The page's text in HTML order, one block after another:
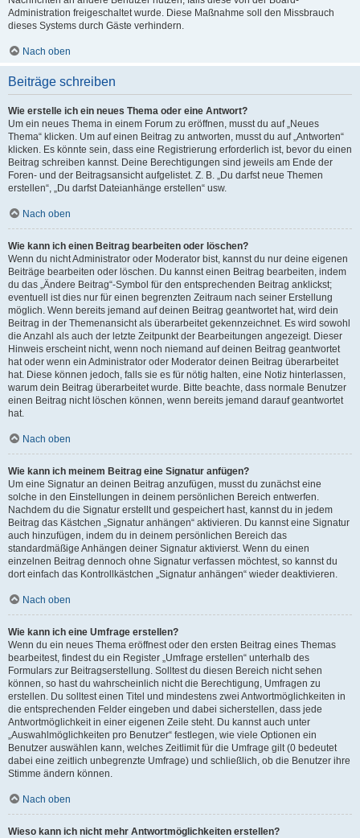
Administration freigeschaltet wurde. Diese Maßnahme soll den Missbrauch
dieses Systems durch Gäste verhindern.
Nach oben
Beiträge schreiben
Wie erstelle ich ein neues Thema oder eine Antwort?
Um ein neues Thema in einem Forum zu eröffnen, musst du auf „Neues
Thema“ klicken. Um auf einen Beitrag zu antworten, musst du auf „Antworten“
klicken. Es könnte sein, dass eine Registrierung erforderlich ist, bevor du einen
Beitrag schreiben kannst. Deine Berechtigungen sind jeweils am Ende der
Foren- und der Beitragsansicht aufgelistet. Z. B. „Du darfst neue Themen
erstellen“, „Du darfst Dateianhänge erstellen“ usw.
Nach oben
Wie kann ich einen Beitrag bearbeiten oder löschen?
Wenn du nicht Administrator oder Moderator bist, kannst du nur deine eigenen
Beiträge bearbeiten oder löschen. Du kannst einen Beitrag bearbeiten, indem
du das „Ändere Beitrag“-Symbol für den entsprechenden Beitrag anklickst;
eventuell ist dies nur für einen begrenzten Zeitraum nach seiner Erstellung
möglich. Wenn bereits jemand auf deinen Beitrag geantwortet hat, wird dein
Beitrag in der Themenansicht als überarbeitet gekennzeichnet. Es wird sowohl
die Anzahl als auch der letzte Zeitpunkt der Bearbeitungen angezeigt. Dieser
Hinweis erscheint nicht, wenn noch niemand auf deinen Beitrag geantwortet
hat oder wenn ein Administrator oder Moderator deinen Beitrag überarbeitet
hat. Diese können jedoch, falls sie es für nötig halten, eine Notiz hinterlassen,
warum dein Beitrag überarbeitet wurde. Bitte beachte, dass normale Benutzer
einen Beitrag nicht löschen können, wenn bereits jemand darauf geantwortet
hat.
Nach oben
Wie kann ich meinem Beitrag eine Signatur anfügen?
Um eine Signatur an deinen Beitrag anzufügen, musst du zunächst eine
solche in den Einstellungen in deinem persönlichen Bereich entwerfen.
Nachdem du die Signatur erstellt und gespeichert hast, kannst du in jedem
Beitrag das Kästchen „Signatur anhängen“ aktivieren. Du kannst eine Signatur
auch hinzufügen, indem du in deinem persönlichen Bereich das
standardmäßige Anhängen deiner Signatur aktivierst. Wenn du einen
einzelnen Beitrag dennoch ohne Signatur verfassen möchtest, so kannst du
dort einfach das Kontrollkästchen „Signatur anhängen“ wieder deaktivieren.
Nach oben
Wie kann ich eine Umfrage erstellen?
Wenn du ein neues Thema eröffnest oder den ersten Beitrag eines Themas
bearbeitest, findest du ein Register „Umfrage erstellen“ unterhalb des
Formulars zur Beitragserstellung. Solltest du diesen Bereich nicht sehen
können, so hast du wahrscheinlich nicht die Berechtigung, Umfragen zu
erstellen. Du solltest einen Titel und mindestens zwei Antwortmöglichkeiten in
die entsprechenden Felder eingeben und dabei sicherstellen, dass jede
Antwortmöglichkeit in einer eigenen Zeile steht. Du kannst auch unter
„Auswahlmöglichkeiten pro Benutzer“ festlegen, wie viele Optionen ein
Benutzer auswählen kann, welches Zeitlimit für die Umfrage gilt (0 bedeutet
dabei eine zeitlich unbegrenzte Umfrage) und schließlich, ob die Benutzer ihre
Stimme ändern können.
Nach oben
Wieso kann ich nicht mehr Antwortmöglichkeiten erstellen?